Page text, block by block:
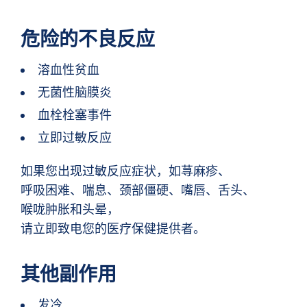
危险的不良反应
溶血性贫血
无菌性脑膜炎
血栓栓塞事件
立即过敏反应
如果您出现过敏反应症状，如荨麻疹、
呼吸困难、喘息、颈部僵硬、嘴唇、舌头、
喉咙肿胀和头晕，
请立即致电您的医疗保健提供者。
其他副作用